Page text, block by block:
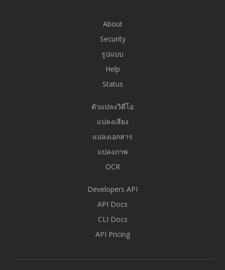
About
Security
รูปแบบ
Help
Status
ตัวแปลงวิดีโอ
แปลงเสียง
แปลงเอกสาร
แปลงภาพ
OCR
Developers API
API Docs
CLI Docs
API Pricing